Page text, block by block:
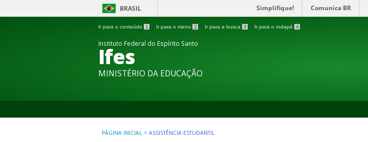
BRASIL Simplifique! Comunica BR
Ir para o conteúdo 1 Ir para o menu 2 Ir para a busca 3 Ir para o rodapé 4
Instituto Federal do Espírito Santo
Ifes
MINISTÉRIO DA EDUCAÇÃO
PÁGINA INICIAL > ASSISTÊNCIA ESTUDANTIL